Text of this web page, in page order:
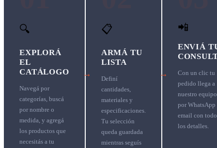
🔍
EXPLORÁ
EL
CATÁLOGO
Navegá por
categorías, buscá
por nombre o
medida, y agregá
los productos que
necesitás a tu
→
📋
ARMÁ TU
LISTA
Definí
cantidades,
materiales y
especificaciones.
Tu selección
queda guardada
mientras seguís
→
📲
ENVIÁ
Con un clic tu
pedido llega a
nuestro equipo
por WhatsApp
email con
los detalles.